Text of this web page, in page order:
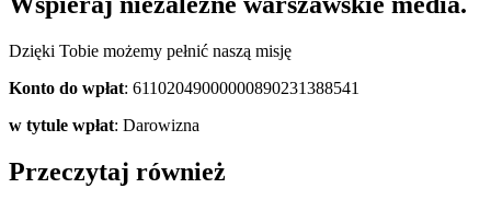
Dzięki Tobie możemy pełnić naszą misję
Konto do wpłat: 61102049000000890231388541
w tytule wpłat: Darowizna
Przeczytaj również